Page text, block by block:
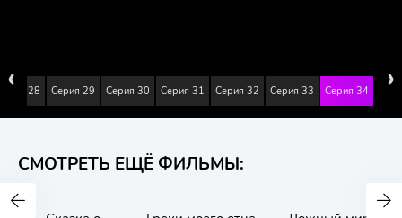
‹ 28 Серия 29 Серия 30 Серия 31 Серия 32 Серия 33 Серия 34 ›
СМОТРЕТЬ ЕЩЁ ФИЛЬМЫ: